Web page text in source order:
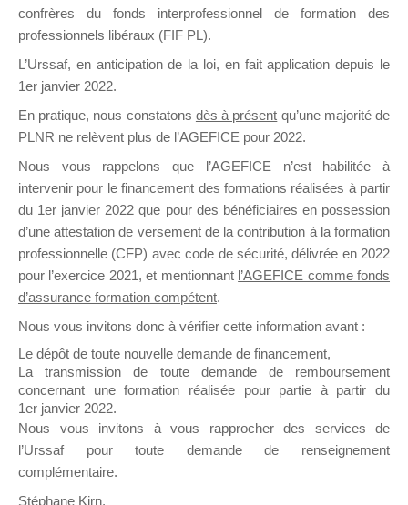
DIRIGEANT
il y a un mois
Ce groupe est destiné aux Organismes de
Formation qui souhaitent répondre à l’Appel à
Propositions Mallette du Dirigeant.
Ce groupe propose un forum dédié au support
sur lequel il est possible de laisser un message
ou poser une question.
NB : Il est nécessaire d’être
pouvoir rejoindre ce groupe
confrères du fonds interprofessionnel de formation des
professionnels libéraux (FIF PL).
L’Urssaf, en anticipation de la loi, en fait application depuis le
1er janvier 2022.
En pratique, nous constatons dès à présent qu’une majorité de
PLNR ne relèvent plus de l’AGEFICE pour 2022.
Nous vous rappelons que l’AGEFICE n’est habilitée à
intervenir pour le financement des formations réalisées à partir
du 1er janvier 2022 que pour des bénéficiaires en possession
d’une attestation de versement de la contribution à la formation
professionnelle (CFP) avec code de sécurité, délivrée en 2022
pour l’exercice 2021, et mentionnant l’AGEFICE comme fonds
d’assurance formation compétent.
Nous vous invitons donc à vérifier cette information avant :
Le dépôt de toute nouvelle demande de financement,
La transmission de toute demande de remboursement
concernant une formation réalisée pour partie à partir du
1er janvier 2022.
Nous vous invitons à vous rapprocher des services de
l’Urssaf pour toute demande de renseignement
complémentaire.
Stéphane Kirn,